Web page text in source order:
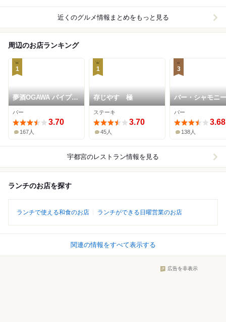
近くのグルメ情報まとめをもっと見る
周辺のお店ランキング
1
夢酒OGAWA パイプの
けむり
バー
3.70
167人
1
存じやす 極
ステーキ
3.70
45人
3
バー・シャモニー
バー
3.68
138人
宇都宮のレストラン情報を見る
ランチのお店を探す
ランチで使える和食のお店 ランチができる日曜営業のお店
関連の情報をすべて表示する
広告を非表示